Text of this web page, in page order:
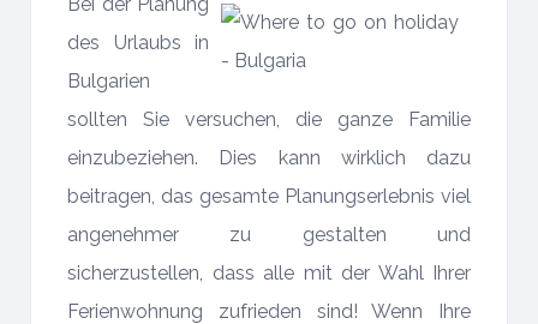
des Urlaubs in
Bulgarien
sollten Sie versuchen, die ganze Familie
einzubeziehen. Dies kann wirklich dazu
beitragen, das gesamte Planungserlebnis viel
angenehmer zu gestalten und
sicherzustellen, dass alle mit der Wahl Ihrer
Ferienwohnung zufrieden sind! Wenn Ihre